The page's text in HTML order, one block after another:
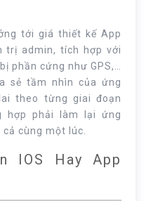
tới giá thiết kế App
trị admin, tích hợp với
phần cứng như GPS,…
sẻ tầm nhìn của ứng
theo từng giai đoạn
hợp phải làm lại ứng
cùng một lúc.
IOS Hay App